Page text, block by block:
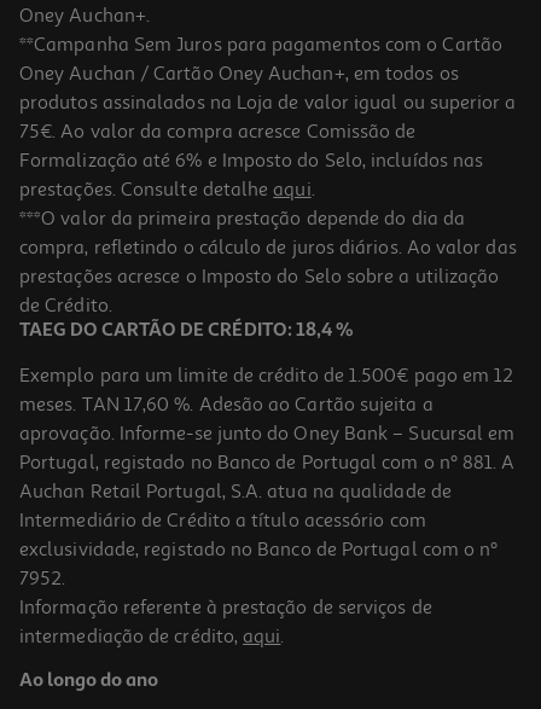
Oney Auchan+.
**Campanha Sem Juros para pagamentos com o Cartão
Oney Auchan / Cartão Oney Auchan+, em todos os
produtos assinalados na Loja de valor igual ou superior a
75€. Ao valor da compra acresce Comissão de
Formalização até 6% e Imposto do Selo, incluídos nas
prestações. Consulte detalhe aqui.
***O valor da primeira prestação depende do dia da
compra, refletindo o cálculo de juros diários. Ao valor das
prestações acresce o Imposto do Selo sobre a utilização
de Crédito.
TAEG DO CARTÃO DE CRÉDITO: 18,4 %
Exemplo para um limite de crédito de 1.500€ pago em 12
meses. TAN 17,60 %. Adesão ao Cartão sujeita a
aprovação. Informe-se junto do Oney Bank – Sucursal em
Portugal, registado no Banco de Portugal com o nº 881. A
Auchan Retail Portugal, S.A. atua na qualidade de
Intermediário de Crédito a título acessório com
exclusividade, registado no Banco de Portugal com o nº
7952.
Informação referente à prestação de serviços de
intermediação de crédito, aqui.
Ao longo do ano